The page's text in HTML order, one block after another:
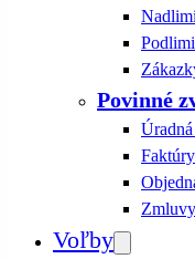
Povinné
Faktúry
Zmluvy
Voľby